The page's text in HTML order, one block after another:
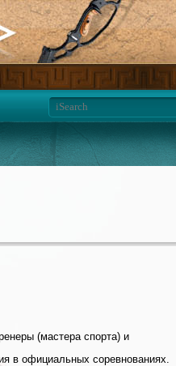
(мастера спорта) и
в официальных соревнованиях.